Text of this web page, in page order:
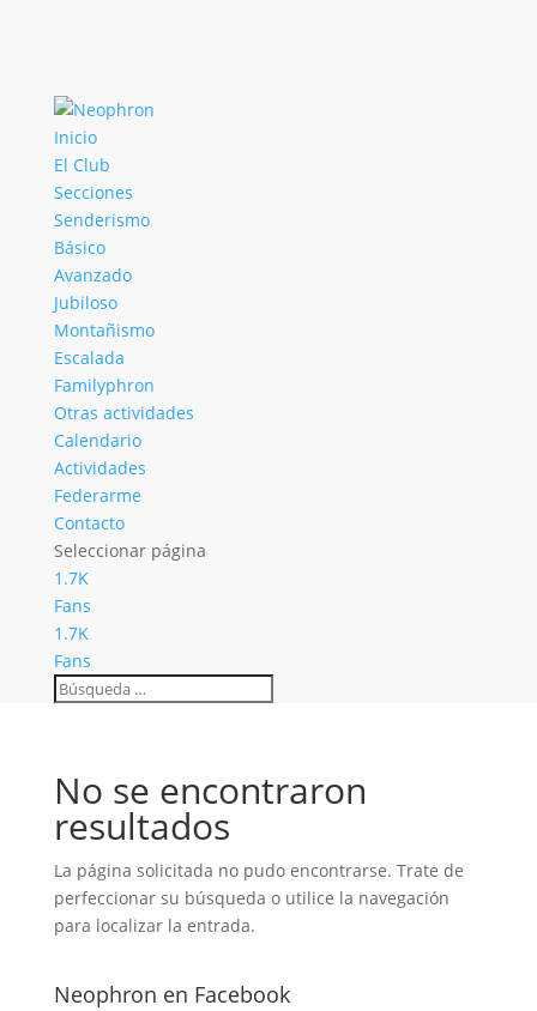
Inicio
El Club
Secciones
Senderismo
Básico
Avanzado
Jubiloso
Montañismo
Escalada
Familyphron
Otras actividades
Calendario
Actividades
Federarme
Contacto
Seleccionar página
1.7K
Fans
1.7K
Fans
No se encontraron
resultados
La página solicitada no pudo encontrarse. Trate de
perfeccionar su búsqueda o utilice la navegación
para localizar la entrada.
Neophron en Facebook